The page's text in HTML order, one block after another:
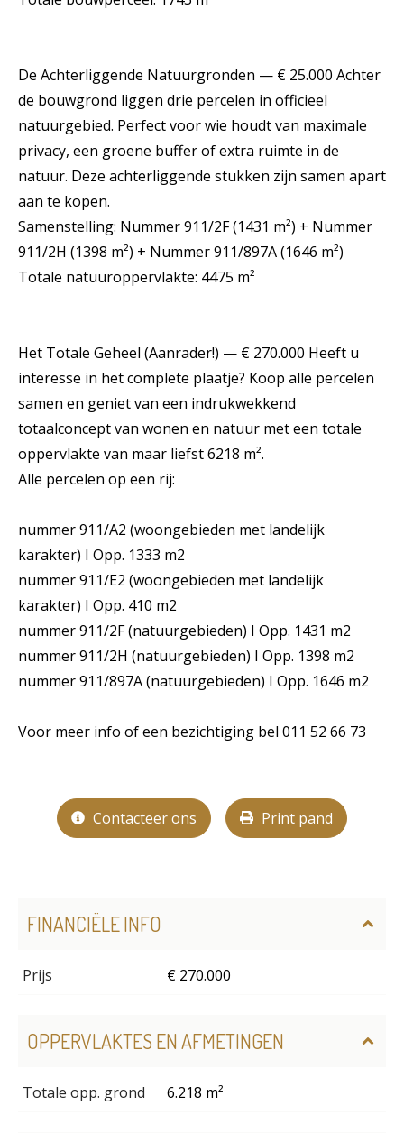
De Achterliggende Natuurgronden — € 25.000 Achter
de bouwgrond liggen drie percelen in officieel
natuurgebied. Perfect voor wie houdt van maximale
privacy, een groene buffer of extra ruimte in de
natuur. Deze achterliggende stukken zijn samen apart
aan te kopen.
Samenstelling: Nummer 911/2F (1431 m²) + Nummer
911/2H (1398 m²) + Nummer 911/897A (1646 m²)
Totale natuuroppervlakte: 4475 m²
Het Totale Geheel (Aanrader!) — € 270.000 Heeft u
interesse in het complete plaatje? Koop alle percelen
samen en geniet van een indrukwekkend
totaalconcept van wonen en natuur met een totale
oppervlakte van maar liefst 6218 m².
Alle percelen op een rij:
nummer 911/A2 (woongebieden met landelijk
karakter) I Opp. 1333 m2
nummer 911/E2 (woongebieden met landelijk
karakter) I Opp. 410 m2
nummer 911/2F (natuurgebieden) I Opp. 1431 m2
nummer 911/2H (natuurgebieden) I Opp. 1398 m2
nummer 911/897A (natuurgebieden) I Opp. 1646 m2
Voor meer info of een bezichtiging bel 011 52 66 73
Contacteer ons Print pand
FINANCIËLE INFO
Prijs € 270.000
OPPERVLAKTES EN AFMETINGEN
Totale opp. grond 6.218 m²